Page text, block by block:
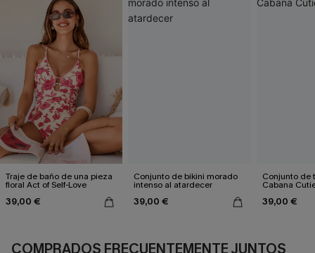
Traje de baño de una pieza
floral Act of Self-Love
39,00 €
Conjunto de bikini morado
intenso al atardecer
39,00 €
Conjunto de
Cabana
39,00 €
COMPRADOS FRECUENTEMENTE JUNTOS